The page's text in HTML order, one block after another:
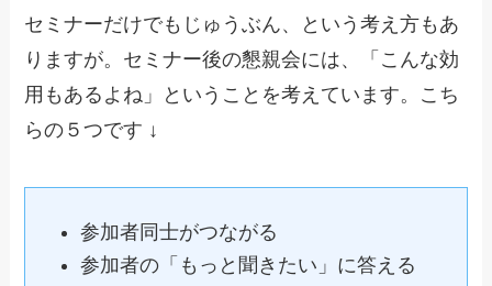
セミナーだけでもじゅうぶん、という考え方もあ
りますが。セミナー後の懇親会には、「こんな効
用もあるよね」ということを考えています。こち
らの５つです ↓
参加者同士がつながる
参加者の「もっと聞きたい」に答える